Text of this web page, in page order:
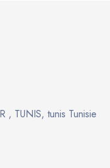
, TUNIS, tunis Tunisie